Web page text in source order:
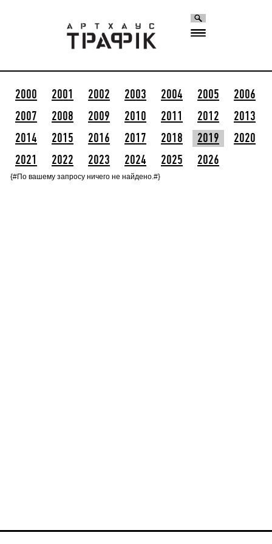
2000 2001 2002 2003 2004 2005
2006
2007
2008 2009 2010 2011 2012
2013
2014
2015 2016 2017 2018 2019
2020
2021
2022 2023 2024 2025 2026
{#По вашему запросу ничего не найдено.#}